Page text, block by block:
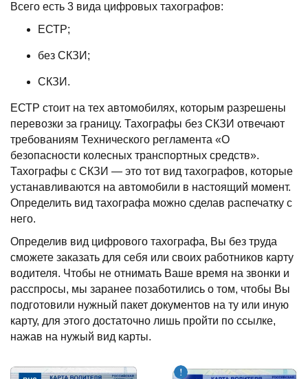
Всего есть 3 вида цифровых тахографов:
ЕСТР;
без СКЗИ;
СКЗИ.
ЕСТР стоит на тех автомобилях, которым разрешены
перевозки за границу. Тахографы без СКЗИ отвечают
требованиям Технического регламента «О
безопасности колесных транспортных средств».
Тахографы с СКЗИ — это тот вид тахографов, которые
устанавливаются на автомобили в настоящий момент.
Определить вид тахографа можно сделав распечатку с
него.
Определив вид цифрового тахографа, Вы без труда
сможете заказать для себя или своих работников карту
водителя. Чтобы не отнимать Ваше время на звонки и
расспросы, мы заранее позаботились о том, чтобы Вы
подготовили нужный пакет документов на ту или иную
карту, для этого достаточно лишь пройти по ссылке,
нажав на нужый вид карты.